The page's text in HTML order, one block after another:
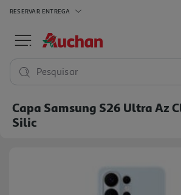
RESERVAR ENTREGA
Pesquisar
Capa Samsung S26 Ultra Az
Silic